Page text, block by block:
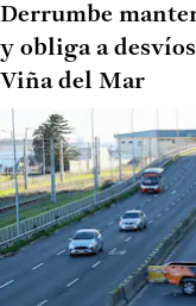
Derrumbe
y obliga a
Viña del Mar